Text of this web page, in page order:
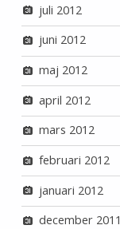
juli 2012
juni 2012
maj 2012
april 2012
mars 2012
februari 2012
januari 2012
december 2011